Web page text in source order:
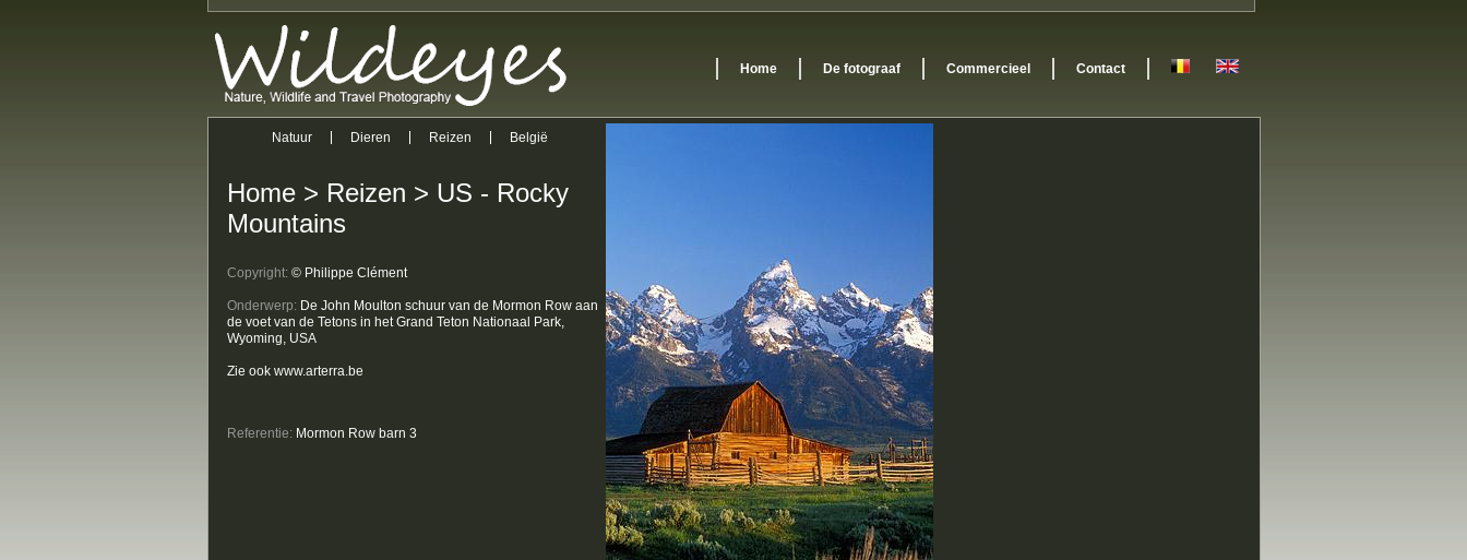
Home De fotograaf Commercieel Contact
Natuur Dieren Reizen België
Home> Reizen > US - Rocky
Mountains
Copyright: © Philippe Clément
Onderwerp: De John Moulton schuur van de Mormon Row aan
de voet van de Tetons in het Grand Teton Nationaal Park,
Wyoming, USA
Zie ook www.arterra.be
Referentie: Mormon Row barn 3